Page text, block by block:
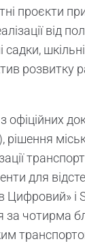
проєкти
від
розвитку
для
Цифровий» і
за чотирма